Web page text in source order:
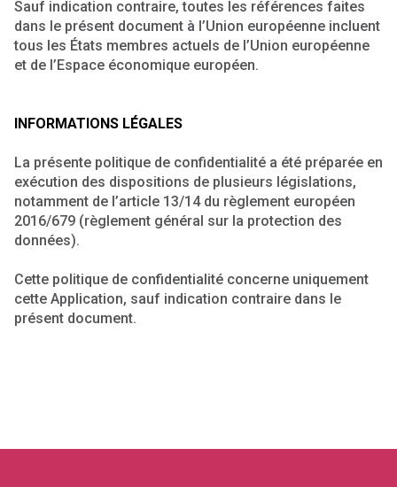
Sauf indication contraire, toutes les références faites
dans le présent document à l’Union européenne incluent
tous les États membres actuels de l’Union européenne
et de l’Espace économique européen.
INFORMATIONS LÉGALES
La présente politique de confidentialité a été préparée en
exécution des dispositions de plusieurs législations,
notamment de l’article 13/14 du règlement européen
2016/679 (règlement général sur la protection des
données).
Cette politique de confidentialité concerne uniquement
cette Application, sauf indication contraire dans le
présent document.